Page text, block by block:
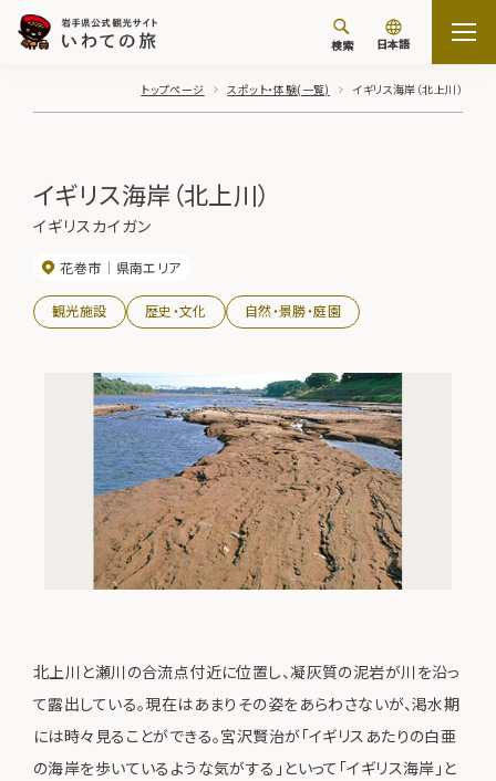
検索 日本語
トップページ スポット・体験(一覧) イギリス海岸（北上川）
イギリス海岸（北上川）
イギリスカイガン
花巻市 県南エリア
観光施設 歴史・文化 自然・景勝・庭園
北上川と瀬川の合流点付近に位置し、凝灰質の泥岩が川を沿っ
て露出している。現在はあまりその姿をあらわさないが、渇水期
には時々見ることができる。宮沢賢治が「イギリスあたりの白亜
の海岸を歩いているような気がする」といって「イギリス海岸」と